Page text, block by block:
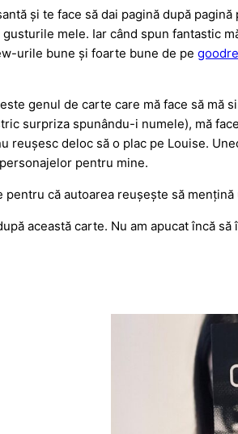
și te face să dai pagină după
mele. Iar când spun fantastic
urile bune și foarte bune de pe
genul de carte care mă face să mă
surpriza spunându-i numele), mă
reușesc deloc să o plac pe Louise.
pentru mine.
că autoarea reușește să
această carte. Nu am apucat încă